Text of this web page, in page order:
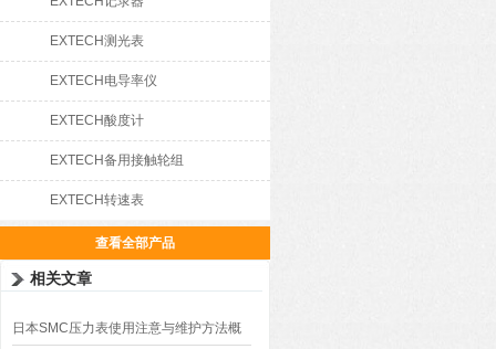
EXTECH测光表
EXTECH电导率仪
EXTECH酸度计
EXTECH备用接触轮组
EXTECH转速表
查看全部产品
相关文章
日本SMC压力表使用注意与维护方法概